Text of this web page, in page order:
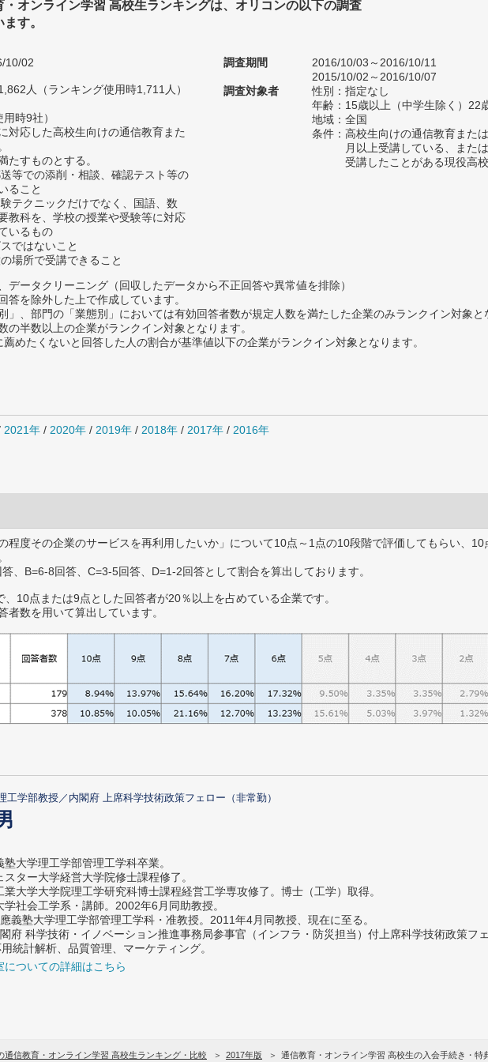
・オンライン学習 高校生ランキングは、オリコンの以下の調査
す。
10/02
人（ランキング使用時1,711人）
時9社）
対応した高校生向けの通信教育また
たすものとする。
等での添削・相談、確認テスト等の
ること
テクニックだけでなく、国語、数
教科を、学校の授業や受験等に対応
いるもの
ではないこと
場所で受講できること
調査期間
2016/10/03～2016/10/11
2015/10/02～2016/10/07
調査対象者
性別：指定なし
年齢：15歳以上（中学生除く）22
地域：全国
条件：高校生向けの通信教育また
月以上受講している、また
受講したことがある現役高
ータクリーニング（回収したデータから不正回答や異常値を排除）
を除外した上で作成しています。
、部門の「業態別」においては有効回答者数が規定人数を満たした企業のみランクイン対象と
の半数以上の企業がランクイン対象となります。
めたくないと回答した人の割合が基準値以下の企業がランクイン対象となります。
2021年 / 2020年 / 2019年 / 2018年 / 2017年 / 2016年
程度その企業のサービスを再利用したいか」について10点～1点の10段階で評価してもらい、10
、B=6-8回答、C=3-5回答、D=1-2回答として割合を算出しております。
10点または9点とした回答者が20％以上を占めている企業です。
数を用いて算出しています。
工学部教授／内閣府 上席科学技術政策フェロー（非常勤）
大学理工学部管理工学科卒業。
ター大学経営大学院修士課程修了。
業大学大学院理工学研究科博士課程経営工学専攻修了。博士（工学）取得。
学社会工学系・講師。2002年6月同助教授。
義塾大学理工学部管理工学科・准教授。2011年4月同教授、現在に至る。
府 科学技術・イノベーション推進事務局参事官（インフラ・防災担当）付上席科学技術政策フェ
統計解析、品質管理、マーケティング。
ついての詳細はこちら
通信教育・オンライン学習 高校生ランキング・比較 2017年版 通信教育・オンライン学習 高校生の入会手続き・特